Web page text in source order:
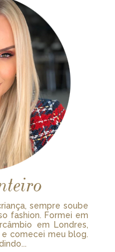
sempre soube
fashion. Formei em
em Londres,
comecei meu blog.